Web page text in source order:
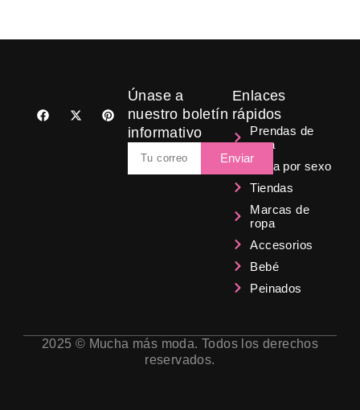
F
a
X
-
P
i
Enlaces
rápidos
Prendas de
ropa
Ropa por sexo
Tiendas
Marcas de
ropa
Accesorios
Bebé
Peinados
Únase a
nuestro boletín
informativo
Enviar
2025 © Mucha más moda. Todos los derechos
reservados.